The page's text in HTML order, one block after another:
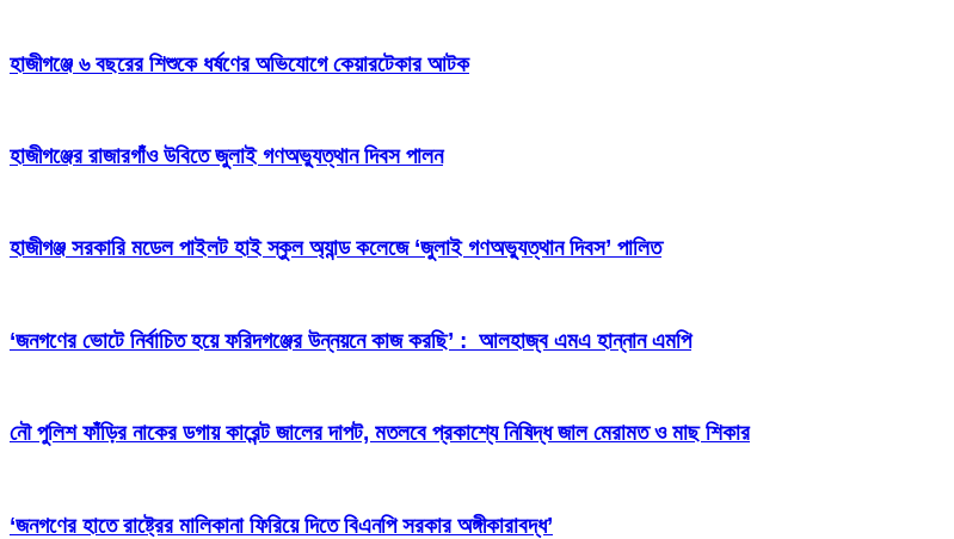
হাজীগঞ্জে ৬ বছরের শিশুকে ধর্ষণের অভিযোগে কেয়ারটেকার আটক
হাজীগঞ্জের রাজারগাঁও উবিতে জুলাই গণঅভ্যুত্থান দিবস পালন
হাজীগঞ্জ সরকারি মডেল পাইলট হাই স্কুল অ্যান্ড কলেজে ‘জুলাই গণঅভ্যুত্থান দিবস’ পালিত
‘জনগণের ভোটে নির্বাচিত হয়ে ফরিদগঞ্জের উন্নয়নে কাজ করছি’ : আলহাজ্ব এমএ হান্নান এমপি
নৌ পুলিশ ফাঁড়ির নাকের ডগায় কারেন্ট জালের দাপট, মতলবে প্রকাশ্যে নিষিদ্ধ জাল মেরামত ও মাছ শিকার
‘জনগণের হাতে রাষ্ট্রের মালিকানা ফিরিয়ে দিতে বিএনপি সরকার অঙ্গীকারাবদ্ধ’